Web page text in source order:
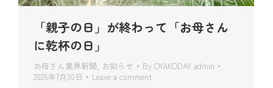
「親子の日」が終わって「お母さん
に乾杯の日」
お母さん業界新聞, お知らせ By OYAKODAY admin
2026年7月30日
Leave a comment